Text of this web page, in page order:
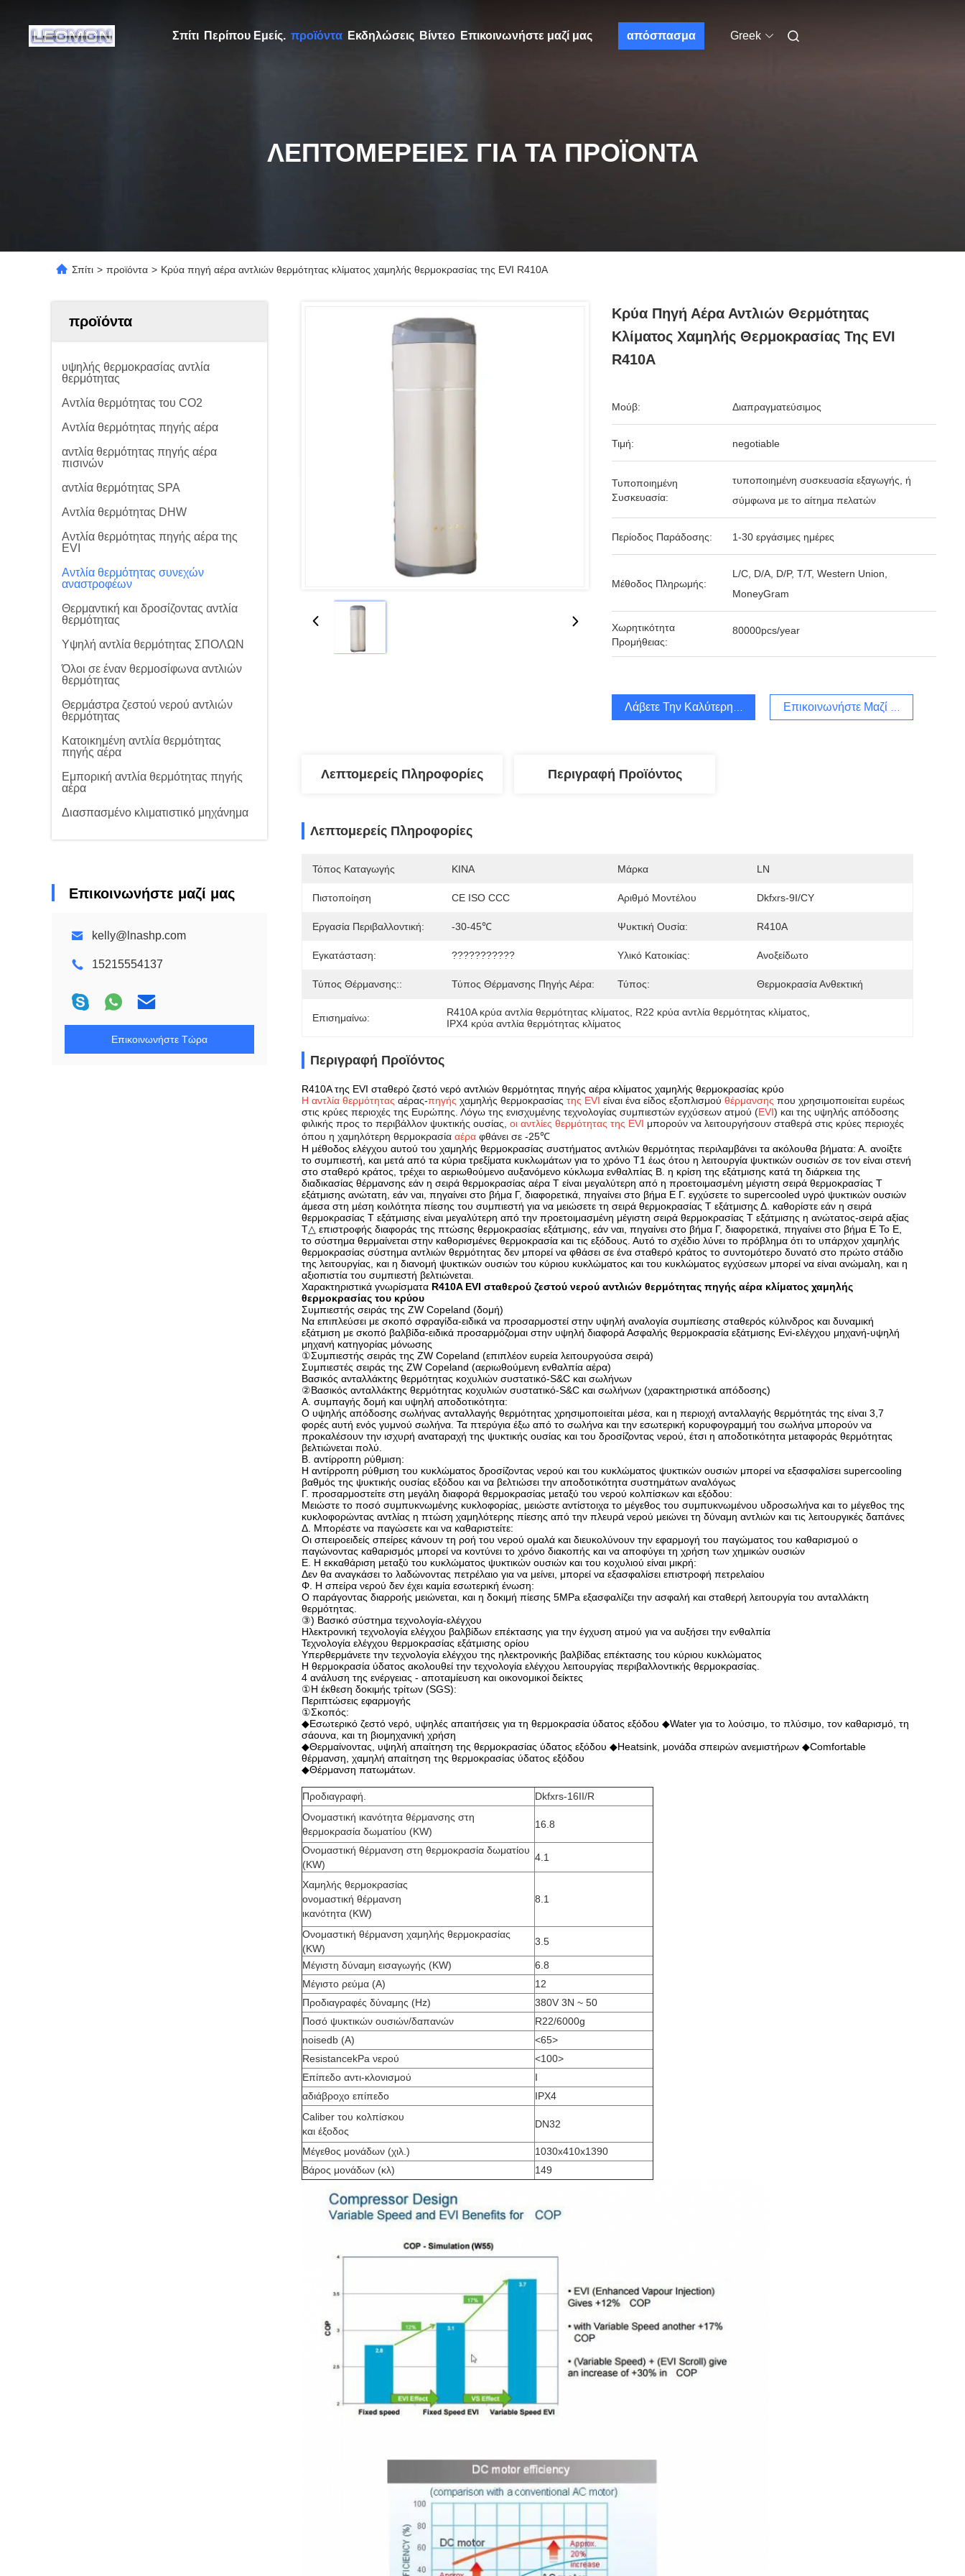
Σπίτι Περίπου Εμείς. προϊόντα Εκδηλώσεις Βίντεο Επικοινωνήστε μαζί μας απόσπασμα Greek
ΛΕΠΤΟΜΈΡΕΙΕΣ ΓΙΑ ΤΑ ΠΡΟΪΌΝΤΑ
Σπίτι > προϊόντα > Κρύα πηγή αέρα αντλιών θερμότητας κλίματος χαμηλής θερμοκρασίας της EVI R410A
προϊόντα
υψηλής θερμοκρασίας αντλία
θερμότητας
Αντλία θερμότητας του CO2
Αντλία θερμότητας πηγής αέρα
αντλία θερμότητας πηγής αέρα
πισινών
αντλία θερμότητας SPA
Αντλία θερμότητας DHW
Αντλία θερμότητας πηγής αέρα της
EVI
Αντλία θερμότητας συνεχών
αναστροφέων
Θερμαντική και δροσίζοντας αντλία
θερμότητας
Υψηλή αντλία θερμότητας ΣΠΟΛΩΝ
Όλοι σε έναν θερμοσίφωνα αντλιών
θερμότητας
Θερμάστρα ζεστού νερού αντλιών
θερμότητας
Κατοικημένη αντλία θερμότητας
πηγής αέρα
Εμπορική αντλία θερμότητας πηγής
αέρα
Διασπασμένο κλιματιστικό μηχάνημα
Επικοινωνήστε μαζί μας
kelly@lnashp.com
15215554137
Επικοινωνήστε Τώρα
Κρύα Πηγή Αέρα Αντλιών Θερμότητας
Κλίματος Χαμηλής Θερμοκρασίας Της EVI
R410A
Μούβ: Διαπραγματεύσιμος
Τιμή: negotiable
Τυποποιημένη
Συσκευασία:
τυποποιημένη συσκευασία εξαγωγής, ή
σύμφωνα με το αίτημα πελατών
Περίοδος Παράδοσης: 1-30 εργάσιμες ημέρες
Μέθοδος Πληρωμής:
L/C, D/A, D/P, T/T, Western Union,
MoneyGram
Χωρητικότητα
Προμήθειας:
80000pcs/year
Λάβετε Την Καλύτερη Τιμή Επικοινωνήστε Μαζί Μας
Λεπτομερείς Πληροφορίες Περιγραφή Προϊόντος
Λεπτομερείς Πληροφορίες
Τόπος Καταγωγής ΚΙΝΑ Μάρκα LN
Πιστοποίηση CE ISO CCC Αριθμό Μοντέλου Dkfxrs-9I/CY
Εργασία Περιβαλλοντική: -30-45℃ Ψυκτική Ουσία: R410A
Εγκατάσταση: ??????????? Υλικό Κατοικίας: Ανοξείδωτο
Τύπος Θέρμανσης:: Τύπος Θέρμανσης Πηγής Αέρα: Τύπος: Θερμοκρασία Ανθεκτική
Επισημαίνω: R410A κρύα αντλία θερμότητας κλίματος R22 κρύα αντλία θερμότητας κλίματος
IPX4 κρύα αντλία θερμότητας κλίματος
Περιγραφή Προϊόντος
R410A της EVI σταθερό ζεστό νερό αντλιών θερμότητας πηγής αέρα κλίματος χαμηλής θερμοκρασίας κρύο
Η αντλία θερμότητας αέρας-πηγής χαμηλής θερμοκρασίας της EVI είναι ένα είδος εξοπλισμού θέρμανσης που χρησιμοποιείται ευρέως
στις κρύες περιοχές της Ευρώπης. Λόγω της ενισχυμένης τεχνολογίας συμπιεστών εγχύσεων ατμού (EVI) και της υψηλής απόδοσης
φιλικής προς το περιβάλλον ψυκτικής ουσίας, οι αντλίες θερμότητας της EVI μπορούν να λειτουργήσουν σταθερά στις κρύες περιοχές
όπου η χαμηλότερη θερμοκρασία αέρα φθάνει σε -25℃
Η μέθοδος ελέγχου αυτού του χαμηλής θερμοκρασίας συστήματος αντλιών θερμότητας περιλαμβάνει τα ακόλουθα βήματα: Α. ανοίξτε
το συμπιεστή, και μετά από τα κύρια τρεξίματα κυκλωμάτων για το χρόνο T1 έως ότου η λειτουργία ψυκτικών ουσιών σε τον είναι στενή
στο σταθερό κράτος, τρέχει το αεριωθούμενο αυξανόμενο κύκλωμα ενθαλπίας Β. η κρίση της εξάτμισης κατά τη διάρκεια της
διαδικασίας θέρμανσης εάν η σειρά θερμοκρασίας αέρα Τ είναι μεγαλύτερη από η προετοιμασμένη μέγιστη σειρά θερμοκρασίας Τ
εξάτμισης ανώτατη, εάν ναι, πηγαίνει στο βήμα Γ, διαφορετικά, πηγαίνει στο βήμα Ε Γ. εγχύσετε το supercooled υγρό ψυκτικών ουσιών
άμεσα στη μέση κοιλότητα πίεσης του συμπιεστή για να μειώσετε τη σειρά θερμοκρασίας Τ εξάτμισης Δ. καθορίστε εάν η σειρά
θερμοκρασίας Τ εξάτμισης είναι μεγαλύτερη από την προετοιμασμένη μέγιστη σειρά θερμοκρασίας Τ εξάτμισης η ανώτατος-σειρά αξίας
Τ△ επιστροφής διαφοράς της πτώσης θερμοκρασίας εξάτμισης, εάν ναι, πηγαίνει στο βήμα Γ, διαφορετικά, πηγαίνει στο βήμα Ε Το Ε,
το σύστημα θερμαίνεται στην καθορισμένες θερμοκρασία και τις εξόδους. Αυτό το σχέδιο λύνει το πρόβλημα ότι το υπάρχον χαμηλής
θερμοκρασίας σύστημα αντλιών θερμότητας δεν μπορεί να φθάσει σε ένα σταθερό κράτος το συντομότερο δυνατό στο πρώτο στάδιο
της λειτουργίας, και η διανομή ψυκτικών ουσιών του κύριου κυκλώματος και του κυκλώματος εγχύσεων μπορεί να είναι ανώμαλη, και η
αξιοπιστία του συμπιεστή βελτιώνεται.
Χαρακτηριστικά γνωρίσματα R410A EVI σταθερού ζεστού νερού αντλιών θερμότητας πηγής αέρα κλίματος χαμηλής
θερμοκρασίας του κρύου
Συμπιεστής σειράς της ZW Copeland (δομή)
Να επιπλεύσει με σκοπό σφραγίδα-ειδικά να προσαρμοστεί στην υψηλή αναλογία συμπίεσης σταθερός κύλινδρος και δυναμική
εξάτμιση με σκοπό βαλβίδα-ειδικά προσαρμόζομαι στην υψηλή διαφορά Ασφαλής θερμοκρασία εξάτμισης Evi-ελέγχου μηχανή-υψηλή
μηχανή κατηγορίας μόνωσης
①Συμπιεστής σειράς της ZW Copeland (επιπλέον ευρεία λειτουργούσα σειρά)
Συμπιεστές σειράς της ZW Copeland (αεριωθούμενη ενθαλπία αέρα)
Βασικός ανταλλάκτης θερμότητας κοχυλιών συστατικό-S&C και σωλήνων
②Βασικός ανταλλάκτης θερμότητας κοχυλιών συστατικό-S&C και σωλήνων (χαρακτηριστικά απόδοσης)
Α. συμπαγής δομή και υψηλή αποδοτικότητα:
Ο υψηλής απόδοσης σωλήνας ανταλλαγής θερμότητας χρησιμοποιείται μέσα, και η περιοχή ανταλλαγής θερμότητάς της είναι 3,7
φορές αυτή ενός γυμνού σωλήνα. Τα πτερύγια έξω από το σωλήνα και την εσωτερική κορυφογραμμή του σωλήνα μπορούν να
προκαλέσουν την ισχυρή αναταραχή της ψυκτικής ουσίας και του δροσίζοντας νερού, έτσι η αποδοτικότητα μεταφοράς θερμότητας
βελτιώνεται πολύ.
Β. αντίρροπη ρύθμιση:
Η αντίρροπη ρύθμιση του κυκλώματος δροσίζοντας νερού και του κυκλώματος ψυκτικών ουσιών μπορεί να εξασφαλίσει supercooling
βαθμός της ψυκτικής ουσίας εξόδου και να βελτιώσει την αποδοτικότητα συστημάτων αναλόγως
Γ. προσαρμοστείτε στη μεγάλη διαφορά θερμοκρασίας μεταξύ του νερού κολπίσκων και εξόδου:
Μειώστε το ποσό συμπυκνωμένης κυκλοφορίας, μειώστε αντίστοιχα το μέγεθος του συμπυκνωμένου υδροσωλήνα και το μέγεθος της
κυκλοφορώντας αντλίας η πτώση χαμηλότερης πίεσης από την πλευρά νερού μειώνει τη δύναμη αντλιών και τις λειτουργικές δαπάνες
Δ. Μπορέστε να παγώσετε και να καθαριστείτε:
Οι σπειροειδείς σπείρες κάνουν τη ροή του νερού ομαλά και διευκολύνουν την εφαρμογή του παγώματος του καθαρισμού ο
παγώνοντας καθαρισμός μπορεί να κοντύνει το χρόνο διακοπής και να αποφύγει τη χρήση των χημικών ουσιών
Ε. Η εκκαθάριση μεταξύ του κυκλώματος ψυκτικών ουσιών και του κοχυλιού είναι μικρή:
Δεν θα αναγκάσει το λαδώνοντας πετρέλαιο για να μείνει, μπορεί να εξασφαλίσει επιστροφή πετρελαίου
Φ. Η σπείρα νερού δεν έχει καμία εσωτερική ένωση:
Ο παράγοντας διαρροής μειώνεται, και η δοκιμή πίεσης 5MPa εξασφαλίζει την ασφαλή και σταθερή λειτουργία του ανταλλάκτη
θερμότητας.
③) Βασικό σύστημα τεχνολογία-ελέγχου
Ηλεκτρονική τεχνολογία ελέγχου βαλβίδων επέκτασης για την έγχυση ατμού για να αυξήσει την ενθαλπία
Τεχνολογία ελέγχου θερμοκρασίας εξάτμισης ορίου
Υπερθερμάνετε την τεχνολογία ελέγχου της ηλεκτρονικής βαλβίδας επέκτασης του κύριου κυκλώματος
Η θερμοκρασία ύδατος ακολουθεί την τεχνολογία ελέγχου λειτουργίας περιβαλλοντικής θερμοκρασίας.
4 ανάλυση της ενέργειας - αποταμίευση και οικονομικοί δείκτες
①Η έκθεση δοκιμής τρίτων (SGS):
Περιπτώσεις εφαρμογής
①Σκοπός:
◆Εσωτερικό ζεστό νερό, υψηλές απαιτήσεις για τη θερμοκρασία ύδατος εξόδου ◆Water για το λούσιμο, το πλύσιμο, τον καθαρισμό, τη
σάουνα, και τη βιομηχανική χρήση
◆Θερμαίνοντας, υψηλή απαίτηση της θερμοκρασίας ύδατος εξόδου ◆Heatsink, μονάδα σπειρών ανεμιστήρων ◆Comfortable
θέρμανση, χαμηλή απαίτηση της θερμοκρασίας ύδατος εξόδου
◆Θέρμανση πατωμάτων.
Προδιαγραφή.
Dkfxrs-16II/R
Ονομαστική ικανότητα θέρμανσης στη
θερμοκρασία δωματίου (KW)
16.8
Ονομαστική θέρμανση στη θερμοκρασία δωματίου
(KW)
4.1
Χαμηλής θερμοκρασίας
ονομαστική θέρμανση
ικανότητα (KW)
8.1
Ονομαστική θέρμανση χαμηλής θερμοκρασίας
(KW)
3.5
Μέγιστη δύναμη εισαγωγής (KW)
6.8
Μέγιστο ρεύμα (Α)
12
Προδιαγραφές δύναμης (Hz)
380V 3N ~ 50
Ποσό ψυκτικών ουσιών/δαπανών
R22/6000g
noisedb (Α)
<65>
ResistancekPa νερού
<100>
Επίπεδο αντι-κλονισμού
Ι
αδιάβροχο επίπεδο
IPX4
Caliber του κολπίσκου
και έξοδος
DN32
Μέγεθος μονάδων (χιλ.)
1030x410x1390
Βάρος μονάδων (κλ)
149